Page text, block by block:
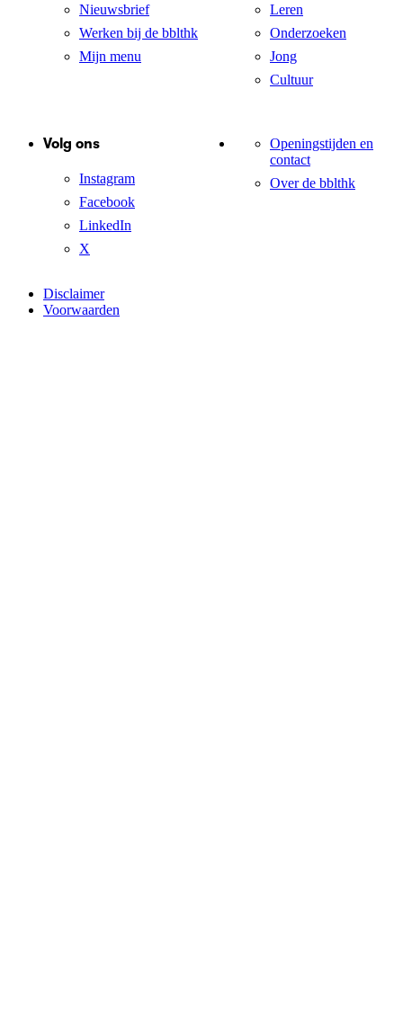
Nieuwsbrief
Werken bij de bblthk
Mijn menu
Leren
Onderzoeken
Jong
Cultuur
Volg ons
Instagram
Facebook
LinkedIn
X
Openingstijden en
contact
Over de bblthk
Disclaimer
Voorwaarden